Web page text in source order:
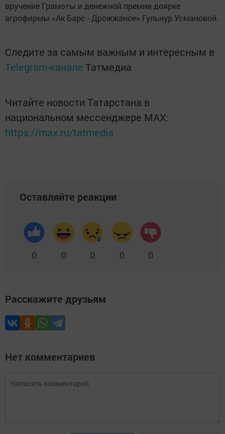
вручение Грамоты и денежной премии доярке
агрофирмы «Ак Барс - Дрожжаное» Гульнур Усмановой.
Следите за самым важным и интересным в
Telegram-канале Татмедиа
Читайте новости Татарстана в
национальном мессенджере MАХ:
https://max.ru/tatmedia
Оставляйте реакции
0 0 0 0 0
Расскажите друзьям
Нет комментариев